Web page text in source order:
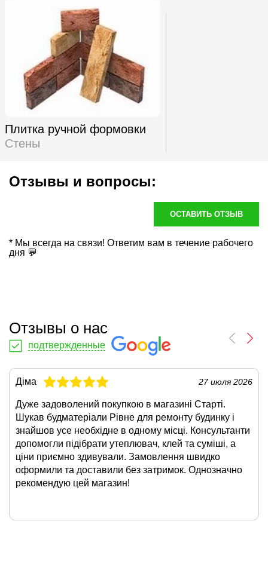
Плитка ручной формовки
Стены
Отзывы и вопросы:
ОСТАВИТЬ ОТЗЫВ
* Мы всегда на связи! Ответим вам в течение рабочего
дня 💬
Отзывы о нас
подтвержденные
Діма 27 июля 2026
Дуже задоволений покупкою в магазині Старті.
Шукав будматеріали Рівне для ремонту будинку і
знайшов усе необхідне в одному місці. Консультанти
допомогли підібрати утеплювач, клей та суміші, а
ціни приємно здивували. Замовлення швидко
оформили та доставили без затримок. Однозначно
рекомендую цей магазин!